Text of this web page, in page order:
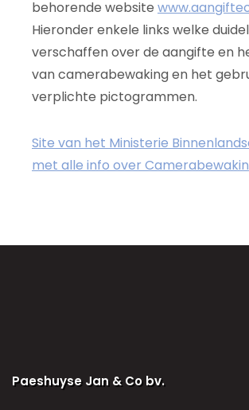
behorende website
Hieronder enkele links welke
verschaffen over de aangifte en
van camerabewaking en het
verplichte pictogrammen.
Site van het Ministerie
met alle info over
Paeshuyse Jan & Co bv.